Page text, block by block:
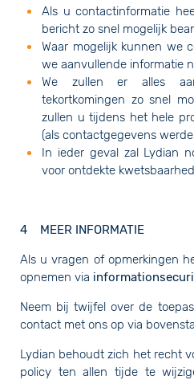
Als u contactinformatie
bericht zo snel mogelijk
Waar mogelijk kunnen we
we aanvullende informatie
We zullen er alles
tekortkomingen zo snel
zullen u tijdens het hele
(als contactgegevens
In ieder geval zal Lydian
voor ontdekte
4 MEER INFORMATIE
Als u vragen of opmerkingen
opnemen via
Neem bij twijfel over de
contact met ons op via
Lydian behoudt zich het recht
policy ten allen tijde te